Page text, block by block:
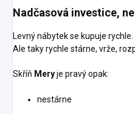
Nadčasová investice,
Levný nábytek se kupuje rychle.
Ale taky rychle stárne, vrže,
Skříň Meryje pravý opak:
nestárne